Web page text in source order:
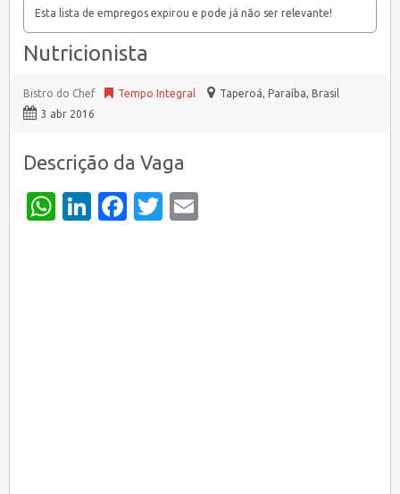
Esta lista de empregos expirou e pode já não ser relevante!
Nutricionista
Bistro do Chef Tempo Integral Taperoá, Paraíba, Brasil
3 abr 2016
Descrição da Vaga
WhatsApp
LinkedIn
Facebook
Twitter